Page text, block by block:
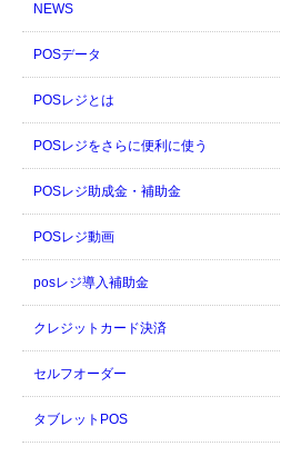
NEWS
POSデータ
POSレジとは
POSレジをさらに便利に使う
POSレジ助成金・補助金
POSレジ動画
posレジ導入補助金
クレジットカード決済
セルフオーダー
タブレットPOS